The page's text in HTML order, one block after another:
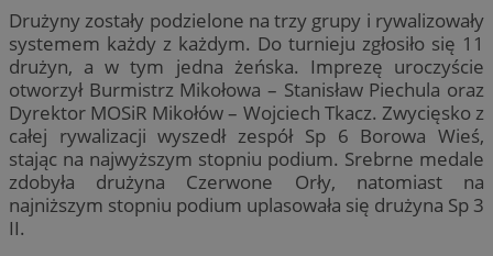
Drużyny zostały podzielone na trzy grupy i rywalizowały
systemem każdy z każdym. Do turnieju zgłosiło się 11
drużyn, a w tym jedna żeńska. Imprezę uroczyście
otworzył Burmistrz Mikołowa – Stanisław Piechula oraz
Dyrektor MOSiR Mikołów – Wojciech Tkacz. Zwycięsko z
całej rywalizacji wyszedł zespół Sp 6 Borowa Wieś,
stając na najwyższym stopniu podium. Srebrne medale
zdobyła drużyna Czerwone Orły, natomiast na
najniższym stopniu podium uplasowała się drużyna Sp 3
II.